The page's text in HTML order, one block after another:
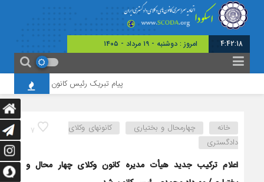
4:42:18 امروز : دوشنبه - ۱۹ مرداد - ۱۴۰۵
پیام تبریک رئیس کانون وکلای چهارمحال و
7 خانه چهارمحال و بختیاری
کانونهای وکلای
دادگستری
اعلام ترکیب جدید هیأت‌ مدیره کانون وکلای چهار محال و